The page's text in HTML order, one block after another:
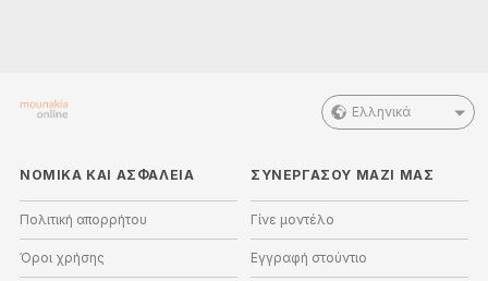
Ελληνικά
ΝΟΜΙΚΑ ΚΑΙ ΑΣΦΑΛΕΙΑ
Πολιτική απορρήτου
Όροι χρήσης
ΣΥΝΕΡΓΑΣΟΥ ΜΑΖΙ ΜΑΣ
Γίνε μοντέλο
Εγγραφή στούντιο